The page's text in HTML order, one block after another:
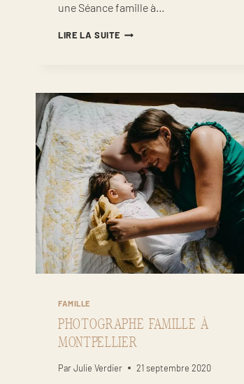
une Séance famille à…
LIRE LA SUITESÉANCE
MANIÈRE
D’UN
DOCUMENTAIRE
FAMILLE
PHOTOGRAPHE FAMILLE À
MONTPELLIER
ParJulie Verdier 21 septembre 2020